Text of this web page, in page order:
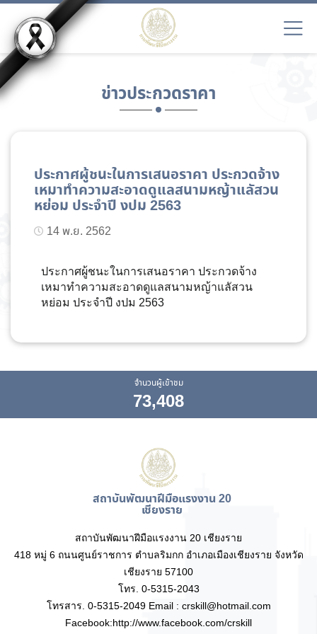
ข่าวประกวดราคา
ประกาศผู้ชนะในการเสนอราคา ประกวดจ้าง
เหมาทำความสะอาดดูแลสนามหญ้าแลัสวน
หย่อม ประจำปี งปม 2563
14 พ.ย. 2562
ประกาศผู้ชนะในการเสนอราคา ประกวดจ้าง
เหมาทำความสะอาดดูแลสนามหญ้าแลัสวน
หย่อม ประจำปี งปม 2563
จำนวนผู้เข้าชม
73,408
สถาบันพัฒนาฝีมือแรงงาน 20
เชียงราย
สถาบันพัฒนาฝีมือแรงงาน 20 เชียงราย
418 หมู่ 6 ถนนศูนย์ราชการ ตำบลริมกก อำเภอเมืองเชียงราย จังหวัด
เชียงราย 57100
โทร. 0-5315-2043
โทรสาร. 0-5315-2049 Email : crskill@hotmail.com
Facebook:http://www.facebook.com/crskill